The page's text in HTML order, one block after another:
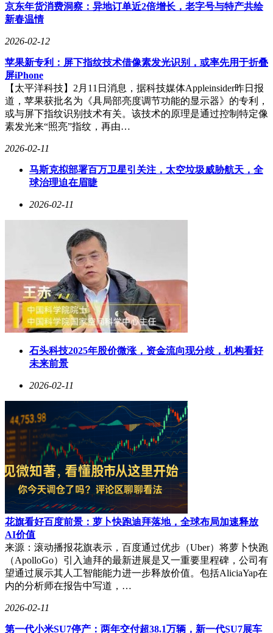
京东年货消费洞察：异地订单近2倍增长，老字号与特产共绘
新春温情
2026-02-12
苹果新专利：屏下指纹技术借像素发光识别，或率先用于折叠
屏iPhone
【太平洋科技】2月11日消息，据科技媒体Appleinsider昨日报
道，苹果获批名为《具局部亮度调节功能的显示器》的专利，
或与屏下指纹识别技术有关。该技术的原理是通过控制特定像
素发光来“照亮”指纹，再由…
2026-02-11
马斯克拟部署百万卫星引关注，太空垃圾威胁航天，全
球治理迫在眉睫
2026-02-11
石头科技2025年股价微涨，资金流向现分歧，机构看好
未来前景
2026-02-11
花旗看好百度前景：萝卜快跑迪拜落地，全球布局加速释放
AI价值
来源：滚动播报花旗表示，百度通过优步（Uber）将萝卜快跑
（ApolloGo）引入迪拜的最新进展是又一重要里程碑，公司有
望通过展示其人工智能能力进一步释放价值。包括AliciaYap在
内的分析师在报告中写道，…
2026-02-11
第一代小米SU7停产：两年交付超38.1万辆，新一代SU7展车